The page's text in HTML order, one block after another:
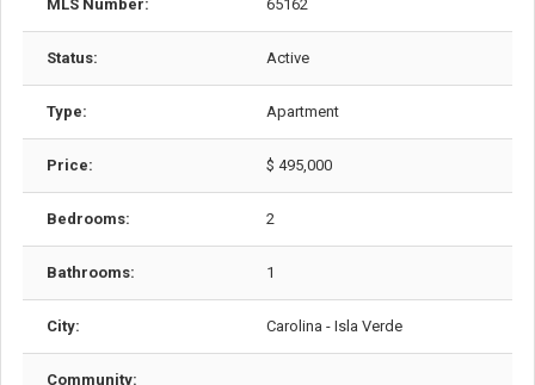
MLS Number: 65162
Status: Active
Type: Apartment
Price: $ 495,000
Bedrooms: 2
Bathrooms: 1
City: Carolina - Isla Verde
Community: